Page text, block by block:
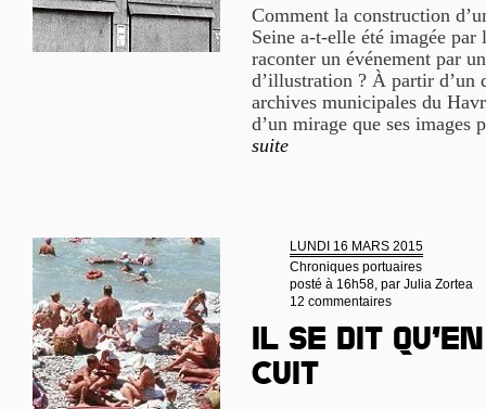
Comment la construction
Seine a-t-elle été imagée par
raconter un événement par
d’illustration ? À partir d’un
archives municipales du
d’un mirage que ses images
suite
LUNDI 16 MARS 2015
Chroniques portuaires
posté à 16h58, par Julia Zortea
12 commentaires
Il se dit
cuit